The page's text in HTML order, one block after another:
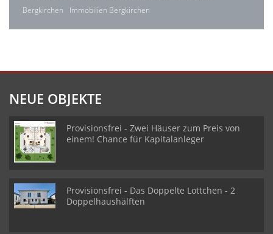
Bergkirchen
Immobilien Bergkirchen
NEUE OBJEKTE
Provisionsfrei - Zwei Häuser zum Preis von
einem! Chance für Kapitalanleger
Provisionsfrei - Das Doppelte Lottchen - 2
Doppelhaushälften